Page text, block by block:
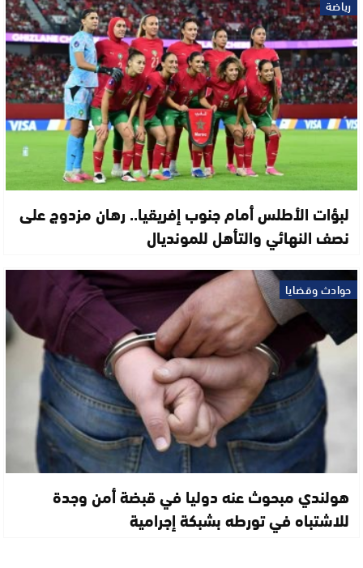
رياضة
لبؤات الأطلس أمام جنوب إفريقيا.. رهان مزدوج على
نصف النهائي والتأهل للمونديال
حوادث وقضايا
هولندي مبحوث عنه دوليا في قبضة أمن وجدة
للاشتباه في تورطه بشبكة إجرامية